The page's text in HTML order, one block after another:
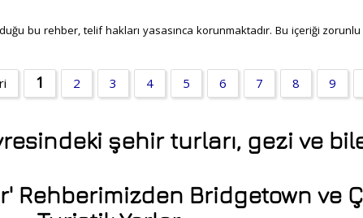
bu rehber, telif hakları yasasınca korunmaktadır. Bu içeriği
1 2 3 4 5 6 7 8 9
şehir turları, gezi ve
Rehberimizden Bridgetown ve